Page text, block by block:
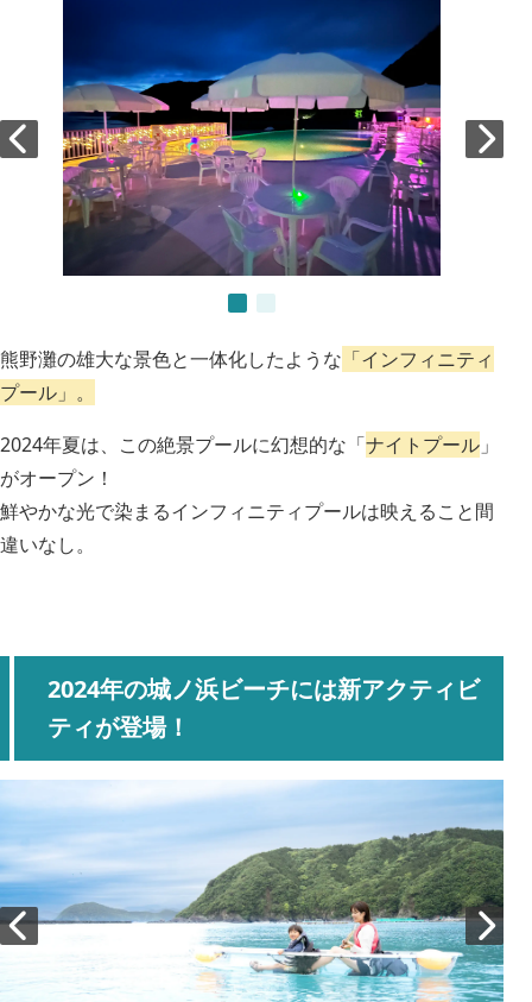
熊野灘の雄大な景色と一体化したような 「インフィニティ
プール」。
2024年夏は、この絶景プールに幻想的な「ナイトプール 」
がオープン！
鮮やかな光で染まるインフィニティプールは映えること間
違いなし。
2024年の城ノ浜ビーチには新アクティビ
ティが登場！